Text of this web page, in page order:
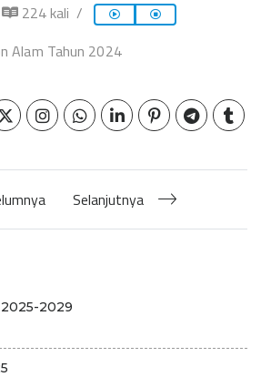
224 kali
Alam Tahun 2024
Selanjutnya
2029